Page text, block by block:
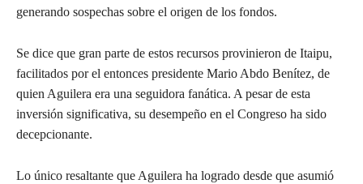
generando sospechas sobre el origen de los fondos.
Se dice que gran parte de estos recursos provinieron de Itaipu,
facilitados por el entonces presidente Mario Abdo Benítez, de
quien Aguilera era una seguidora fanática. A pesar de esta
inversión significativa, su desempeño en el Congreso ha sido
decepcionante.
Lo único resaltante que Aguilera ha logrado desde que asumió